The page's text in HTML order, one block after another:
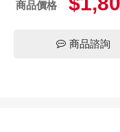
商品價格
商品諮詢